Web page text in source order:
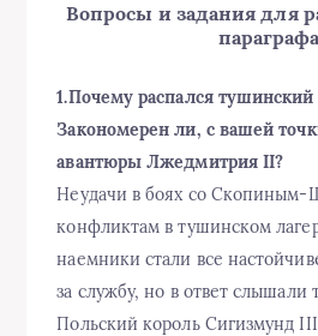
Вопросы и задания для
параграфа
1.Почему распался тушинский
Закономерен ли, с вашей
авантюры Лжедмитрия II?
Неудачи в боях со Скопиным-
конфликтам в тушинском
наемники стали все
за службу, но в ответ слышали
Польский король Сигизмунд